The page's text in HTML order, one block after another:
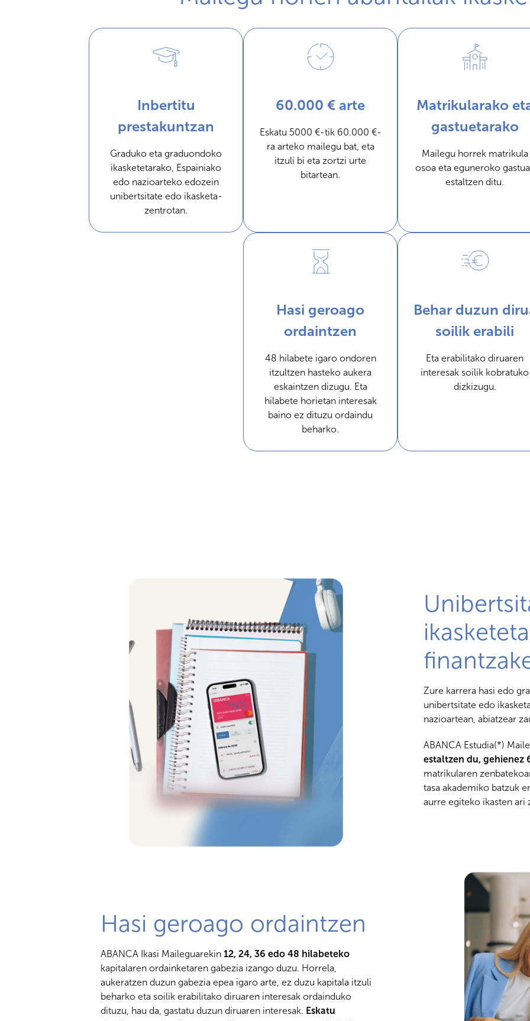
Inbertitu
prestakuntzan
Graduko eta graduondoko
ikasketetarako, Espainiako
edo nazioarteko edozein
unibertsitate edo ikasketa-
zentrotan.
60.000 € arte
Eskatu 5000 €-tik 60.000 €-
ra arteko mailegu bat, eta
itzuli bi eta zortzi urte
bitartean.
Matrikularako
gastuetarako
Mailegu horrek matrikula
osoa eta eguneroko
estaltzen ditu.
Hasi geroago
ordaintzen
48 hilabete igaro ondoren
itzultzen hasteko aukera
eskaintzen dizugu. Eta
hilabete horietan interesak
baino ez dituzu ordaindu
beharko.
Behar duzun
soilik erabili
Eta erabilitako diruaren
interesak soilik kobratuko
dizkizugu.
Zure karrera hasi edo
unibertsitate edo
nazioartean, abiatzear
ABANCA Estudia(*)
estaltzen du, gehienez
matrikularen
tasa akademiko batzuk
aurre egiteko ikasten ari
Hasi geroago ordaintzen
ABANCA Ikasi Maileguarekin 12, 24, 36 edo 48 hilabeteko
kapitalaren ordainketaren gabezia izango duzu. Horrela,
aukeratzen duzun gabezia epea igaro arte, ez duzu kapitala itzuli
beharko eta soilik erabilitako diruaren interesak ordainduko
dituzu, hau da, gastatu duzun diruaren interesak. Eskatu